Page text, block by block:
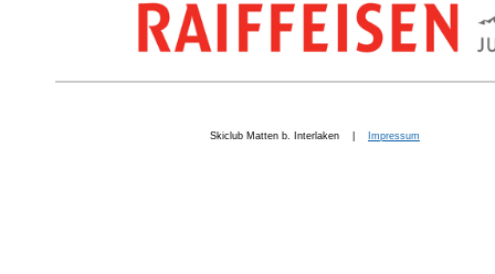
Skiclub Matten b. Interlaken | Impressum